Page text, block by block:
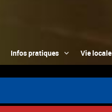
Infos pratiques Vie locale